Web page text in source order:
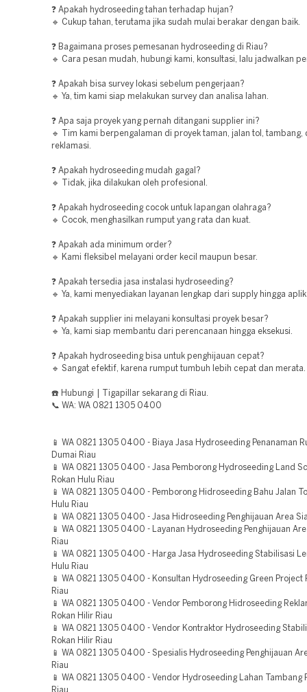
❓ Apakah hydroseeding tahan terhadap hujan?
🔹 Cukup tahan, terutama jika sudah mulai berakar dengan baik.
❓ Bagaimana proses pemesanan hydroseeding di Riau?
🔹 Cara pesan mudah, hubungi kami, konsultasi, lalu jadwalkan
❓ Apakah bisa survey lokasi sebelum pengerjaan?
🔹 Ya, tim kami siap melakukan survey dan analisa lahan.
❓ Apa saja proyek yang pernah ditangani supplier ini?
🔹 Tim kami berpengalaman di proyek taman, jalan tol, tambang,
reklamasi.
❓ Apakah hydroseeding mudah gagal?
🔹 Tidak, jika dilakukan oleh profesional.
❓ Apakah hydroseeding cocok untuk lapangan olahraga?
🔹 Cocok, menghasilkan rumput yang rata dan kuat.
❓ Apakah ada minimum order?
🔹 Kami fleksibel melayani order kecil maupun besar.
❓ Apakah tersedia jasa instalasi hydroseeding?
🔹 Ya, kami menyediakan layanan lengkap dari supply hingga
❓ Apakah supplier ini melayani konsultasi proyek besar?
🔹 Ya, kami siap membantu dari perencanaan hingga eksekusi.
❓ Apakah hydroseeding bisa untuk penghijauan cepat?
🔹 Sangat efektif, karena rumput tumbuh lebih cepat dan merata.
☎️ Hubungi | Tigapillar sekarang di Riau.
📞 WA: WA 0821 1305 0400
📱 WA 0821 1305 0400 - Biaya Jasa Hydroseeding Penanaman
Dumai Riau
📱 WA 0821 1305 0400 - Jasa Pemborong Hydroseeding Land
Rokan Hulu Riau
📱 WA 0821 1305 0400 - Pemborong Hidroseeding Bahu Jalan
Hulu Riau
📱 WA 0821 1305 0400 - Jasa Hidroseeding Penghijauan Area
📱 WA 0821 1305 0400 - Layanan Hydroseeding Penghijauan
Riau
📱 WA 0821 1305 0400 - Harga Jasa Hydroseeding Stabilisasi
Hulu Riau
📱 WA 0821 1305 0400 - Konsultan Hydroseeding Green Project
Riau
📱 WA 0821 1305 0400 - Vendor Pemborong Hidroseeding
Rokan Hilir Riau
📱 WA 0821 1305 0400 - Vendor Kontraktor Hydroseeding
Rokan Hilir Riau
📱 WA 0821 1305 0400 - Spesialis Hydroseeding Penghijauan
Riau
📱 WA 0821 1305 0400 - Vendor Hydroseeding Lahan Tambang
Riau